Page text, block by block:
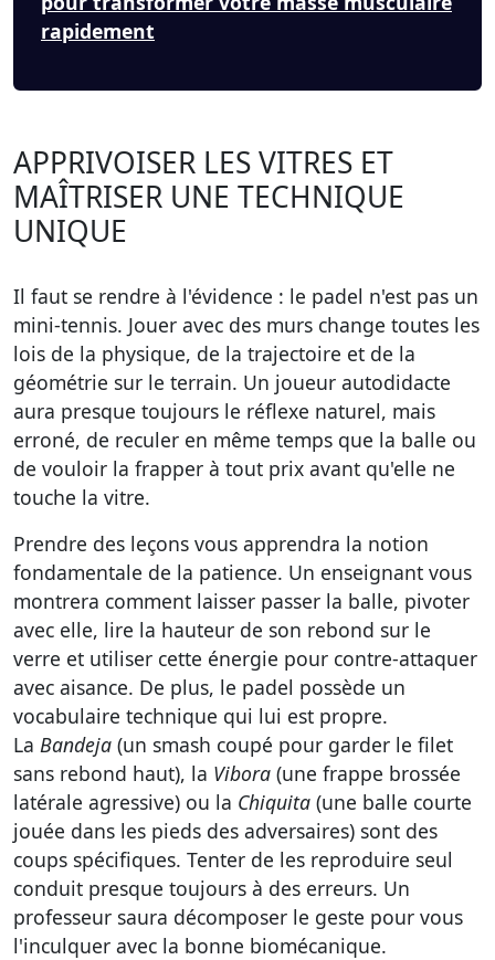
rapidement
APPRIVOISER LES VITRES ET
MAÎTRISER UNE TECHNIQUE
UNIQUE
Il faut se rendre à l'évidence : le padel n'est pas un
mini-tennis. Jouer avec des murs change toutes les
lois de la physique, de la trajectoire et de la
géométrie sur le terrain. Un joueur autodidacte
aura presque toujours le réflexe naturel, mais
erroné, de reculer en même temps que la balle ou
de vouloir la frapper à tout prix avant qu'elle ne
touche la vitre.
Prendre des leçons vous apprendra la notion
fondamentale de la patience. Un enseignant vous
montrera comment laisser passer la balle, pivoter
avec elle, lire la hauteur de son rebond sur le
verre et utiliser cette énergie pour contre-attaquer
avec aisance. De plus, le padel possède un
vocabulaire technique qui lui est propre.
La Bandeja (un smash coupé pour garder le filet
sans rebond haut), la Vibora (une frappe brossée
latérale agressive) ou la Chiquita (une balle courte
jouée dans les pieds des adversaires) sont des
coups spécifiques. Tenter de les reproduire seul
conduit presque toujours à des erreurs. Un
professeur saura décomposer le geste pour vous
l'inculquer avec la bonne biomécanique.